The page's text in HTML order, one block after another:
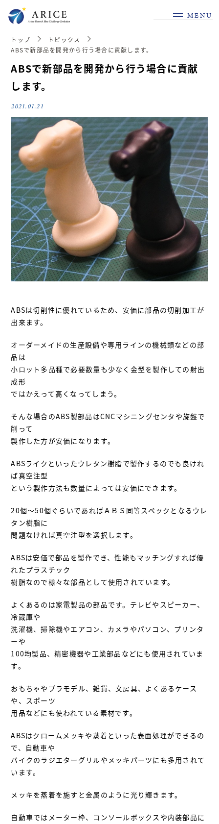
MENU
トップ
トピックス
ABSで新部品を開発から行う場合に貢献します。
ABSで新部品を開発から行う場合に貢献
します。
2021.01.21
ABSは切削性に優れているため、安価に部品の切削加工が
出来ます。
オーダーメイドの生産設備や専用ラインの機械類などの部
品は
小ロット多品種で必要数量も少なく金型を製作しての射出
成形
ではかえって高くなってしまう。
そんな場合のABS製部品はCNCマシニングセンタや旋盤で
削って
製作した方が安価になります。
ABSライクといったウレタン樹脂で製作するのでも良けれ
ば真空注型
という製作方法も数量によっては安価にできます。
20個～50個ぐらいであればＡＢＳ同等スペックとなるウレ
タン樹脂に
問題なければ真空注型を選択します。
ABSは安価で部品を製作でき、性能もマッチングすれば優
れたプラスチック
樹脂なので様々な部品として使用されています。
よくあるのは家電製品の部品です。テレビやスピーカー、
冷蔵庫や
洗濯機、掃除機やエアコン、カメラやパソコン、プリンタ
ーや
100均製品、精密機器や工業部品などにも使用されていま
す。
おもちゃやプラモデル、雑貨、文房具、よくあるケース
や、スポーツ
用品などにも使われている素材です。
ABSはクロームメッキや蒸着といった表面処理ができるの
で、自動車や
バイクのラジエターグリルやメッキパーツにも多用されて
います。
メッキを蒸着を施すと金属のように光り輝きます。
自動車ではメーター枠、コンソールボックスや内装部品に